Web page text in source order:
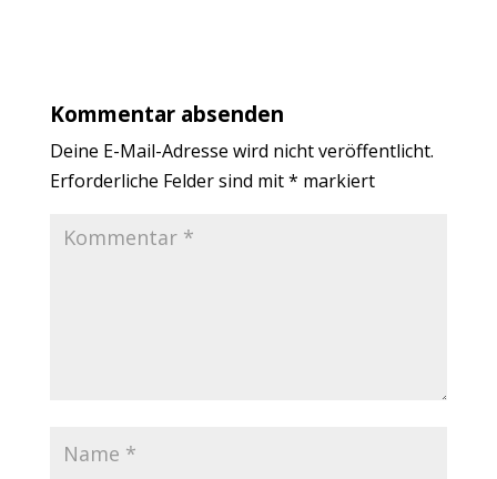
Kommentar absenden
Deine E-Mail-Adresse wird nicht veröffentlicht.
Erforderliche Felder sind mit* markiert